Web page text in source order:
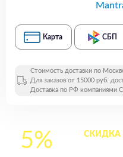
Карта СБП
Стоимость доставки по
Для заказов от 15000 руб.
Доставка по РФ компаниями
5% СКИДКА